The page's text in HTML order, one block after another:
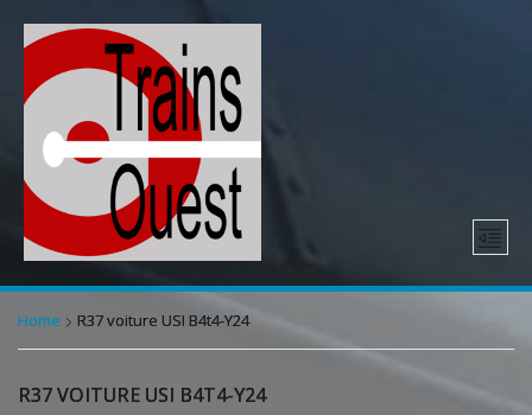
Home R37 voiture USI B4t4-Y24
R37 VOITURE USI B4T4-Y24